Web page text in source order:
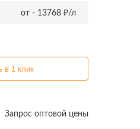
от - 13768 ₽/л
в 1 клик
Запрос оптовой цены